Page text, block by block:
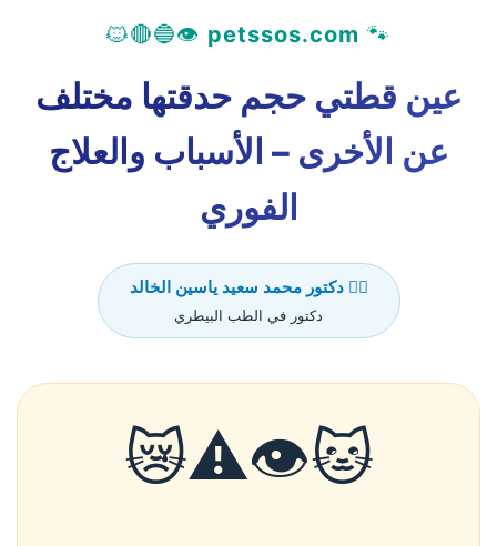
🐾
petssos.com
👁️🔵🔴🐱
عين قطتي حجم حدقتها مختلف
عن الأخرى – الأسباب والعلاج
الفوري
👨‍⚕️ دكتور محمد سعيد ياسين الخالد
دكتور في الطب البيطري
🐱👁️⚠️😿